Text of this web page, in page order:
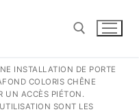
INSTALLATION DE PORTE
COLORIS CHÊNE
UN ACCÈS PIÉTON.
SONT LES